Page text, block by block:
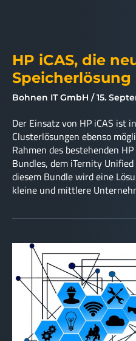
HP iCAS, die
Speicherlösung
Bohnen IT GmbH 15.
Der Einsatz von HP iCAS ist
Clusterlösungen ebenso
Rahmen des bestehenden
Bundles, dem iTernity
diesem Bundle wird eine
kleine und mittlere